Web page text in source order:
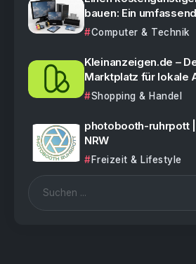
bauen: Ein
Computer & Technik
Kleinanzeigen.de –
Marktplatz für lokale
Shopping & Handel
photobooth-ruhrpott
NRW
Freizeit & Lifestyle